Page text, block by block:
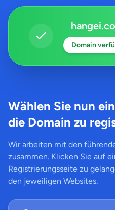
Domain
Wählen Sie nun
die Domain zu
Wir arbeiten mit den
zusammen. Klicken Sie auf
Registrierungsseite zu
den jeweiligen Websites.